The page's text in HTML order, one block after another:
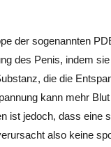
der sogenannten
des Penis, indem
die die
kann mehr
ist jedoch, dass eine
also keine